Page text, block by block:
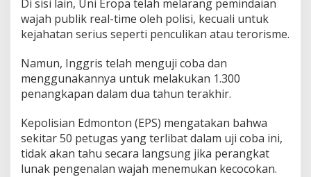
Di sisi lain, Uni Eropa telah melarang pemindaian
wajah publik real-time oleh polisi, kecuali untuk
kejahatan serius seperti penculikan atau terorisme.
Namun, Inggris telah menguji coba dan
menggunakannya untuk melakukan 1.300
penangkapan dalam dua tahun terakhir.
Kepolisian Edmonton (EPS) mengatakan bahwa
sekitar 50 petugas yang terlibat dalam uji coba ini,
tidak akan tahu secara langsung jika perangkat
lunak pengenalan wajah menemukan kecocokan.